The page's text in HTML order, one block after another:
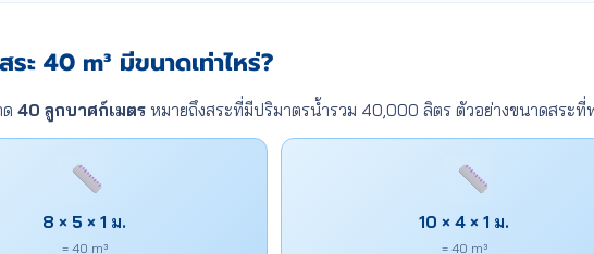
ระ 40 m³ มีขนาดเท่าไหร่?
40 ลูกบาศก์เมตร หมายถึงสระที่มีปริมาตรน้ำรวม 40,000 ลิตร ตัวอย่างขนาดสระที่
8 × 5 × 1 ม.
= 40 m³
10 × 4 × 1 ม.
= 40 m³